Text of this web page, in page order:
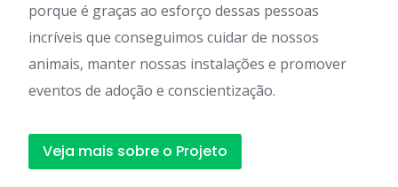
porque é graças ao esforço dessas pessoas
incríveis que conseguimos cuidar de nossos
animais, manter nossas instalações e promover
eventos de adoção e conscientização.
Veja mais sobre o Projeto